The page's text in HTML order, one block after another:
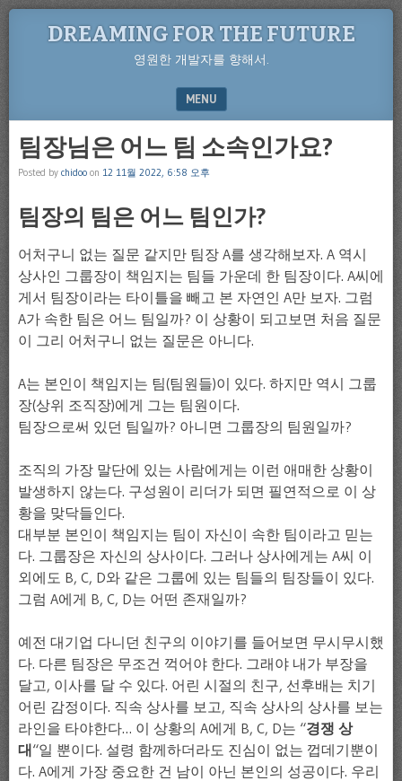
DREAMING FOR THE FUTURE
영원한 개발자를 향해서.
MENU
팀장님은 어느 팀 소속인가요?
Posted by chidoo on 12 11월 2022, 6:58 오후
팀장의 팀은 어느 팀인가?
어처구니 없는 질문 같지만 팀장 A를 생각해보자. A 역시
상사인 그룹장이 책임지는 팀들 가운데 한 팀장이다. A씨에
게서 팀장이라는 타이틀을 빼고 본 자연인 A만 보자. 그럼
A가 속한 팀은 어느 팀일까? 이 상황이 되고보면 처음 질문
이 그리 어처구니 없는 질문은 아니다.
A는 본인이 책임지는 팀(팀원들)이 있다. 하지만 역시 그룹
장(상위 조직장)에게 그는 팀원이다.
팀장으로써 있던 팀일까? 아니면 그룹장의 팀원일까?
조직의 가장 말단에 있는 사람에게는 이런 애매한 상황이
발생하지 않는다. 구성원이 리더가 되면 필연적으로 이 상
황을 맞닥들인다.
대부분 본인이 책임지는 팀이 자신이 속한 팀이라고 믿는
다. 그룹장은 자신의 상사이다. 그러나 상사에게는 A씨 이
외에도 B, C, D와 같은 그룹에 있는 팀들의 팀장들이 있다.
그럼 A에게 B, C, D는 어떤 존재일까?
예전 대기업 다니던 친구의 이야기를 들어보면 무시무시했
다. 다른 팀장은 무조건 꺽어야 한다. 그래야 내가 부장을
달고, 이사를 달 수 있다. 어린 시절의 친구, 선후배는 치기
어린 감정이다. 직속 상사를 보고, 직속 상사의 상사를 보는
라인을 타야한다… 이 상황의 A에게 B, C, D는 “경쟁 상
대“일 뿐이다. 설령 함께하더라도 진심이 없는 껍데기뿐이
다. A에게 가장 중요한 건 남이 아닌 본인의 성공이다. 우리